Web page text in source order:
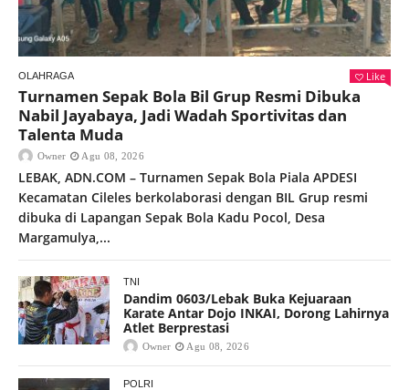
OLAHRAGA Like
Turnamen Sepak Bola Bil Grup Resmi Dibuka
Nabil Jayabaya, Jadi Wadah Sportivitas dan
Talenta Muda
Owner Agu 08, 2026
LEBAK, ADN.COM – Turnamen Sepak Bola Piala APDESI
Kecamatan Cileles berkolaborasi dengan BIL Grup resmi
dibuka di Lapangan Sepak Bola Kadu Pocol, Desa
Margamulya,...
TNI
Dandim 0603/Lebak Buka Kejuaraan
Karate Antar Dojo INKAI, Dorong Lahirnya
Atlet Berprestasi
Owner Agu 08, 2026
POLRI